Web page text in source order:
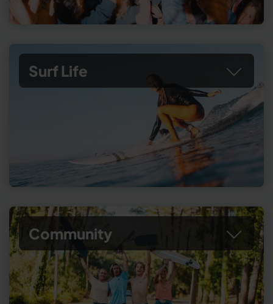
Surf Life
Community